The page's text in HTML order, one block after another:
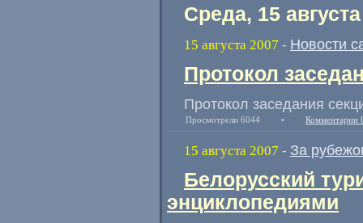
Среда, 15
15 августа 2007 - Новости
Протокол
Протокол заседания
Просмотрели 6044 • Комментарии
15 августа 2007 - За
Белорусский
энциклопедиями